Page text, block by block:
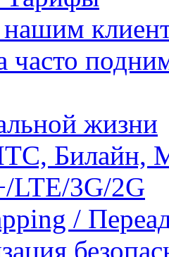
нашим
часто
жизни
Билайн,
LTE/3G/2G
/